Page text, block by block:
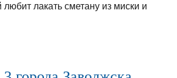
любит лакать сметану из миски и